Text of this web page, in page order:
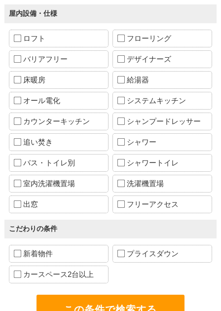
屋内設備・仕様
ロフト フローリング
バリアフリー デザイナーズ
床暖房 給湯器
オール電化 システムキッチン
カウンターキッチン シャンプードレッサー
追い焚き シャワー
バス・トイレ別 シャワートイレ
室内洗濯機置場 洗濯機置場
出窓 フリーアクセス
こだわりの条件
新着物件 プライスダウン
カースペース2台以上